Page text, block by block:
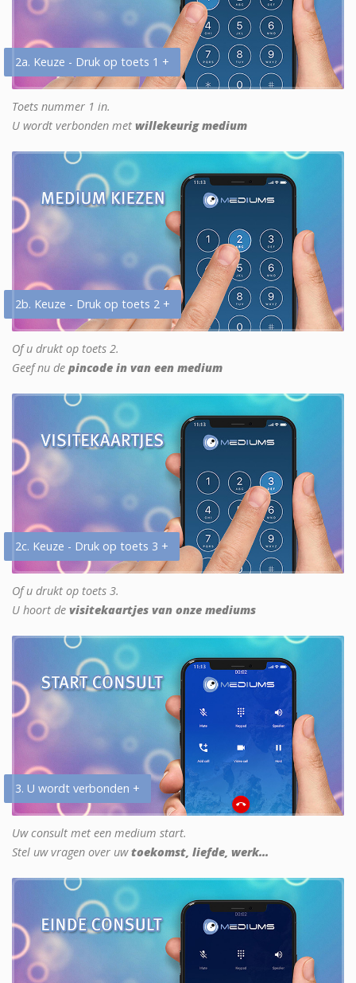
2a. Keuze - Druk op toets 1 +
Toets nummer 1 in.
U wordt verbonden met willekeurig medium
2b. Keuze - Druk op toets 2 +
Of u drukt op toets 2.
Geef nu de pincode in van een medium
2c. Keuze - Druk op toets 3 +
Of u drukt op toets 3.
U hoort de visitekaartjes van onze mediums
3. U wordt verbonden +
Uw consult met een medium start.
Stel uw vragen over uwtoekomst, liefde, werk...